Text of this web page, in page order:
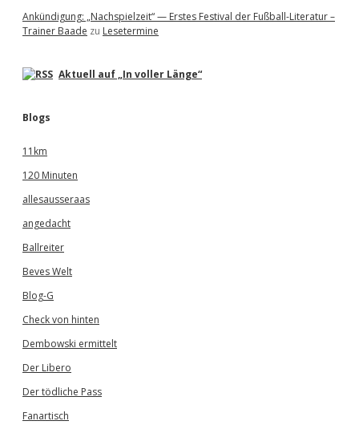
Ankündigung: „Nachspielzeit“ — Erstes Festival der Fußball-Literatur –
Trainer Baade zu Lesetermine
Aktuell auf „In voller Länge“
Blogs
11km
120 Minuten
allesausseraas
angedacht
Ballreiter
Beves Welt
Blog-G
Check von hinten
Dembowski ermittelt
Der Libero
Der tödliche Pass
Fanartisch